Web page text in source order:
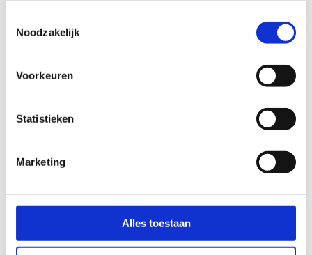
Noodzakelijk
Voorkeuren
Statistieken
Marketing
Alles toestaan
Uw telefoonnummer